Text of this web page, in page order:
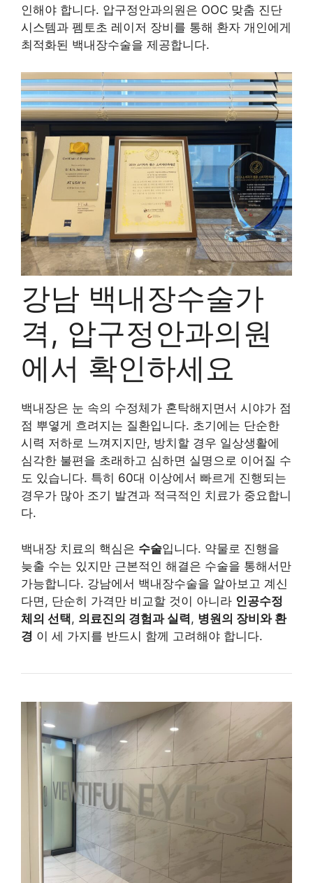
인해야 합니다. 압구정안과의원은 OOC 맞춤 진단
시스템과 펨토초 레이저 장비를 통해 환자 개인에게
최적화된 백내장수술을 제공합니다.
강남 백내장수술가
격, 압구정안과의원
에서 확인하세요
백내장은 눈 속의 수정체가 혼탁해지면서 시야가 점
점 뿌옇게 흐려지는 질환입니다. 초기에는 단순한
시력 저하로 느껴지지만, 방치할 경우 일상생활에
심각한 불편을 초래하고 심하면 실명으로 이어질 수
도 있습니다. 특히 60대 이상에서 빠르게 진행되는
경우가 많아 조기 발견과 적극적인 치료가 중요합니
다.
백내장 치료의 핵심은 수술입니다. 약물로 진행을
늦출 수는 있지만 근본적인 해결은 수술을 통해서만
가능합니다. 강남에서 백내장수술을 알아보고 계신
다면, 단순히 가격만 비교할 것이 아니라 인공수정
체의 선택, 의료진의 경험과 실력, 병원의 장비와 환
경 이 세 가지를 반드시 함께 고려해야 합니다.